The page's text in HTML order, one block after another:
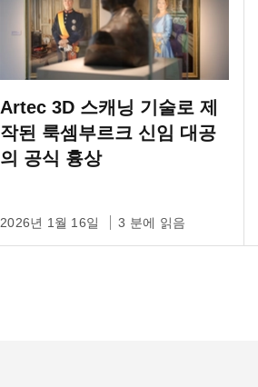
Artec 3D 스캐닝 기술로 제
작된 룩셈부르크 신임 대공
의 공식 흉상
2026년 1월 16일 3 분에 읽음